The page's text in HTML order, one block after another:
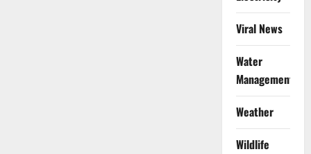
Viral News
Water
Management
Weather
Wildlife